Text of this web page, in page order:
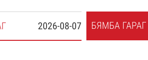
2026-08-07 БЯМБА ГАРАГ